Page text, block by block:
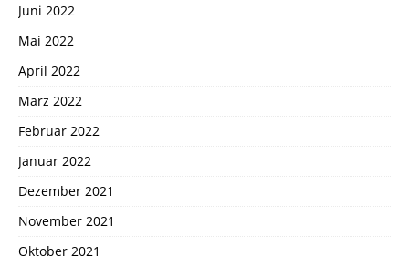
Juni 2022
Mai 2022
April 2022
März 2022
Februar 2022
Januar 2022
Dezember 2021
November 2021
Oktober 2021